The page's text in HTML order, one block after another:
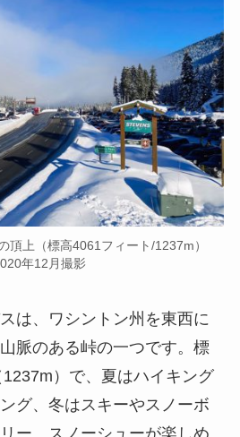
頂上（標高4061フィート/1237m）
年12月撮影
は、ワシントン州を東西に
脈のある峠の一つです。標
）で、夏はハイキング
グ、冬はスキーやスノーボ
ー、スノーシューが楽しめ